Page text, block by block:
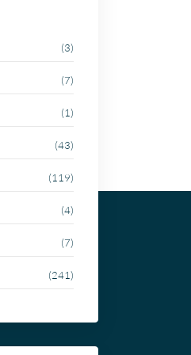
(3)
(7)
(1)
(43)
(119)
(4)
(7)
(241)